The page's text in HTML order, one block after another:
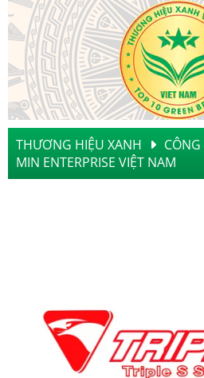
THƯƠNG HIỆU XANH
MIN ENTERPRISE VIỆT NAM